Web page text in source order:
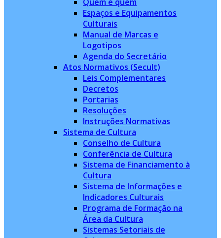
Espaços e Equipamentos
Culturais
Manual de Marcas e
Logotipos
Agenda do Secretário
Atos Normativos (Secult)
Leis Complementares
Decretos
Portarias
Resoluções
Instruções Normativas
Sistema de Cultura
Conselho de Cultura
Conferência de Cultura
Sistema de Financiamento à
Cultura
Sistema de Informações e
Indicadores Culturais
Programa de Formação na
Área da Cultura
Sistemas Setoriais de